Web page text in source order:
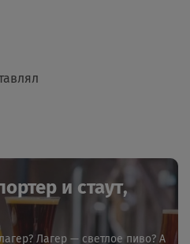
и стаут,
Лагер — светлое пиво? А